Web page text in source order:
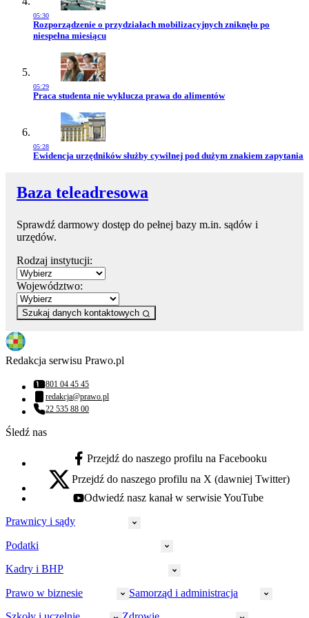
05:30
Przejdź do artykułu:
Rozporządzenie o przydziałach mobilizacyjnych zniknęło po
niespełna miesiącu
05:29
Przejdź do artykułu:
Praca studenta nie wyklucza prawa do alimentów
05:28
Przejdź do artykułu:
Ewidencja urzędników służby cywilnej pod dużym znakiem zapytania
Baza teleadresowa
Sprawdź darmowy dostęp do pełnej bazy m.in. sądów i
urzędów.
Rodzaj instytucji:
Województwo:
Szukaj danych kontaktowych
Redakcja serwisu Prawo.pl
Numer telefonu:
801 04 45 45
Adres email:
redakcja@prawo.pl
Numer telefonu:
22 535 88 00
Śledź nas
facebook - otwiera się w nowej karcie
Przejdź do naszego profilu na Facebooku
x - otwiera się w nowej karcie
Przejdź do naszego profilu na X (dawniej Twitter)
youtube - otwiera się w nowej karcie
Odwiedź nasz kanał w serwisie YouTube
Prawnicy i sądy
Prawnicy
Policja
Podatki
CIT
Kadry i BHP
Prawo w biznesie Samorząd i administracja